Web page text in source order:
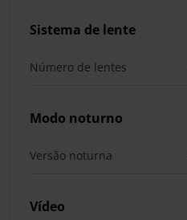
Sistema de lente
Número de lentes
Modo noturno
Versão noturna
Vídeo